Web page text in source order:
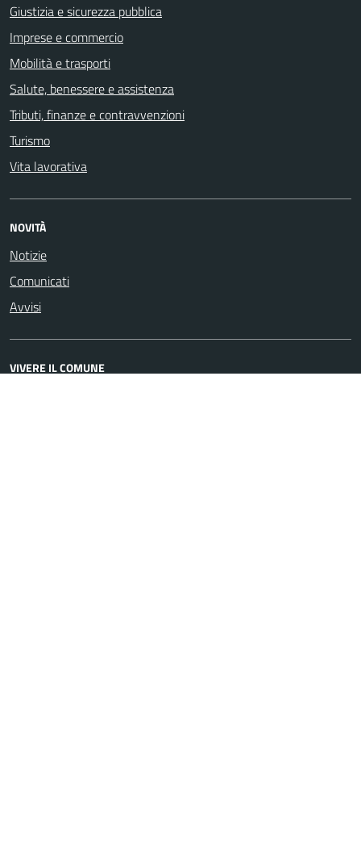
Giustizia e sicurezza pubblica
Imprese e commercio
Mobilità e trasporti
Salute, benessere e assistenza
Tributi, finanze e contravvenzioni
Turismo
Vita lavorativa
NOVITÀ
Notizie
Comunicati
Avvisi
VIVERE IL COMUNE